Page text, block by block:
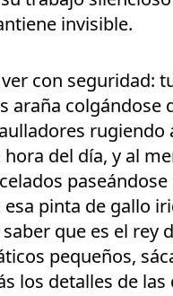
invisible.
con seguridad:
araña colgándose
rugiendo
del día, y al
paseándose
esa pinta de gallo
que es el rey
pequeños,
los detalles de las